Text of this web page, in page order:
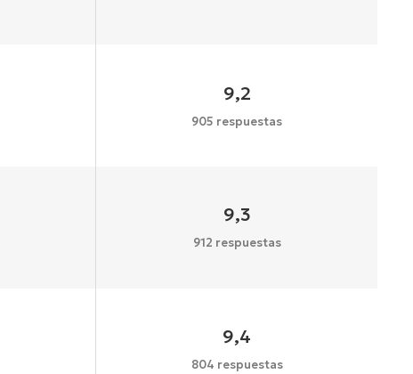
9,2
905 respuestas
9,3
912 respuestas
9,4
804 respuestas